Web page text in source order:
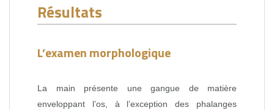
Résultats
L’examen morphologique
La main présente une gangue de matière
enveloppant l’os, à l’exception des phalanges